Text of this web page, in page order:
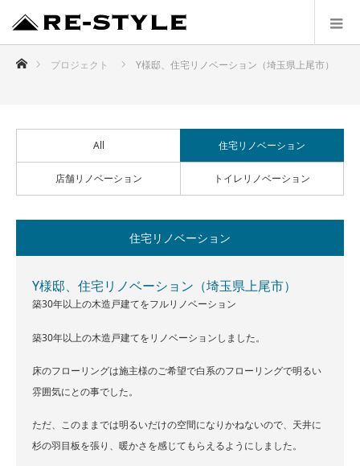
ホームプロジェクト Y様邸、住宅リノベーション（埼玉県上尾市）
All 住宅リノベーション
店舗リノベーション トイレリノベーション
住宅リノベーション
Y様邸、住宅リノベーション（埼玉県上尾市）
築30年以上の木造戸建てをフルリノベーション
築30年以上の木造戸建てをリノベーションしました。
床のフローリングは施主様のご希望で白系のフローリングで明るい
雰囲気にとの事でした。
ただ、このままでは明るいだけの空間になりかねないので、天井に
杉の羽目板を張り、暖かさを感じてもらえるようにしました。